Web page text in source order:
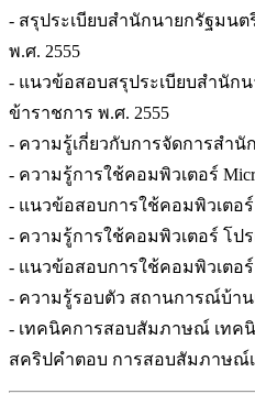
- สรุประเบียบสำนักนายกรัฐมน
พ.ศ. 2555
- แนวข้อสอบสรุประเบียบสำนัก
ข้าราชการ พ.ศ. 2555
- ความรู้เกี่ยวกับการจัดการสำนั
- ความรู้การใช้คอมพิวเตอร์
- แนวข้อสอบการใช้คอมพิวเตอร์
- ความรู้การใช้คอมพิวเตอร์ โปร
- แนวข้อสอบการใช้คอมพิวเตอร์
- ความรู้รอบตัว สถานการณ์บ้าน
- เทคนิคการสอบสัมภาษณ์ เทค
สคริปคำตอบ การสอบสัมภาษณ์